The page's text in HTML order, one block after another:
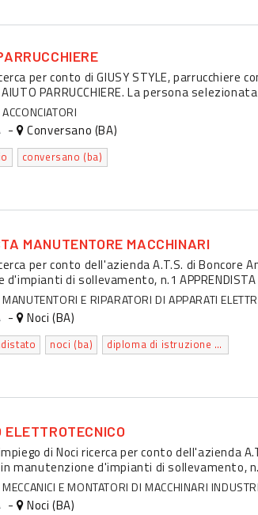
per conto di GIUSY STYLE, parrucchiere
AIUTO PARRUCCHIERE. La persona
ACCONCIATORI
- Conversano (BA)
conversano (ba)
MANUTENTORE MACCHINARI
per conto dell'azienda A.T.S. di Boncore
di sollevamento, n.1 APPRENDISTA
MANUTENTORI E RIPARATORI DI APPARATI
- Noci (BA)
noci (ba) diploma di istruzione secondaria superiore che permette l'accesso all'universita'
ELETTROTECNICO
di Noci ricerca per conto dell'azienda
manutenzione d'impianti di sollevamento, n.1
MECCANICI E MONTATORI DI MACCHINARI
- Noci (BA)